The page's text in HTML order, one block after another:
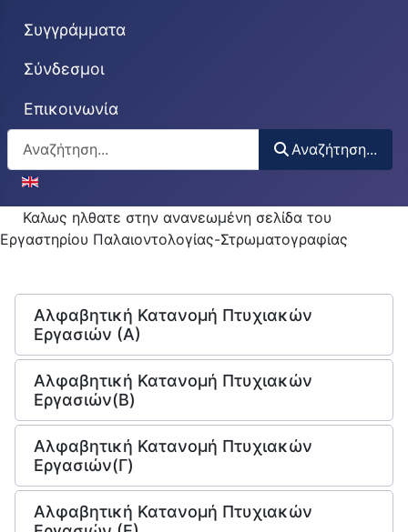
Συγγράμματα
Σύνδεσμοι
Επικοινωνία
Αναζήτηση...
Αναζήτηση...
Επιλέξτε τη γλώσσα σας
Καλως ηλθατε στην ανανεωμένη σελίδα του
Εργαστηρίου Παλαιοντολογίας-Στρωματογραφίας
Αλφαβητική Κατανομή Πτυχιακών
Εργασιών (Α)
Αλφαβητική Κατανομή Πτυχιακών
Εργασιών(Β)
Αλφαβητική Κατανομή Πτυχιακών
Εργασιών(Γ)
Αλφαβητική Κατανομή Πτυχιακών